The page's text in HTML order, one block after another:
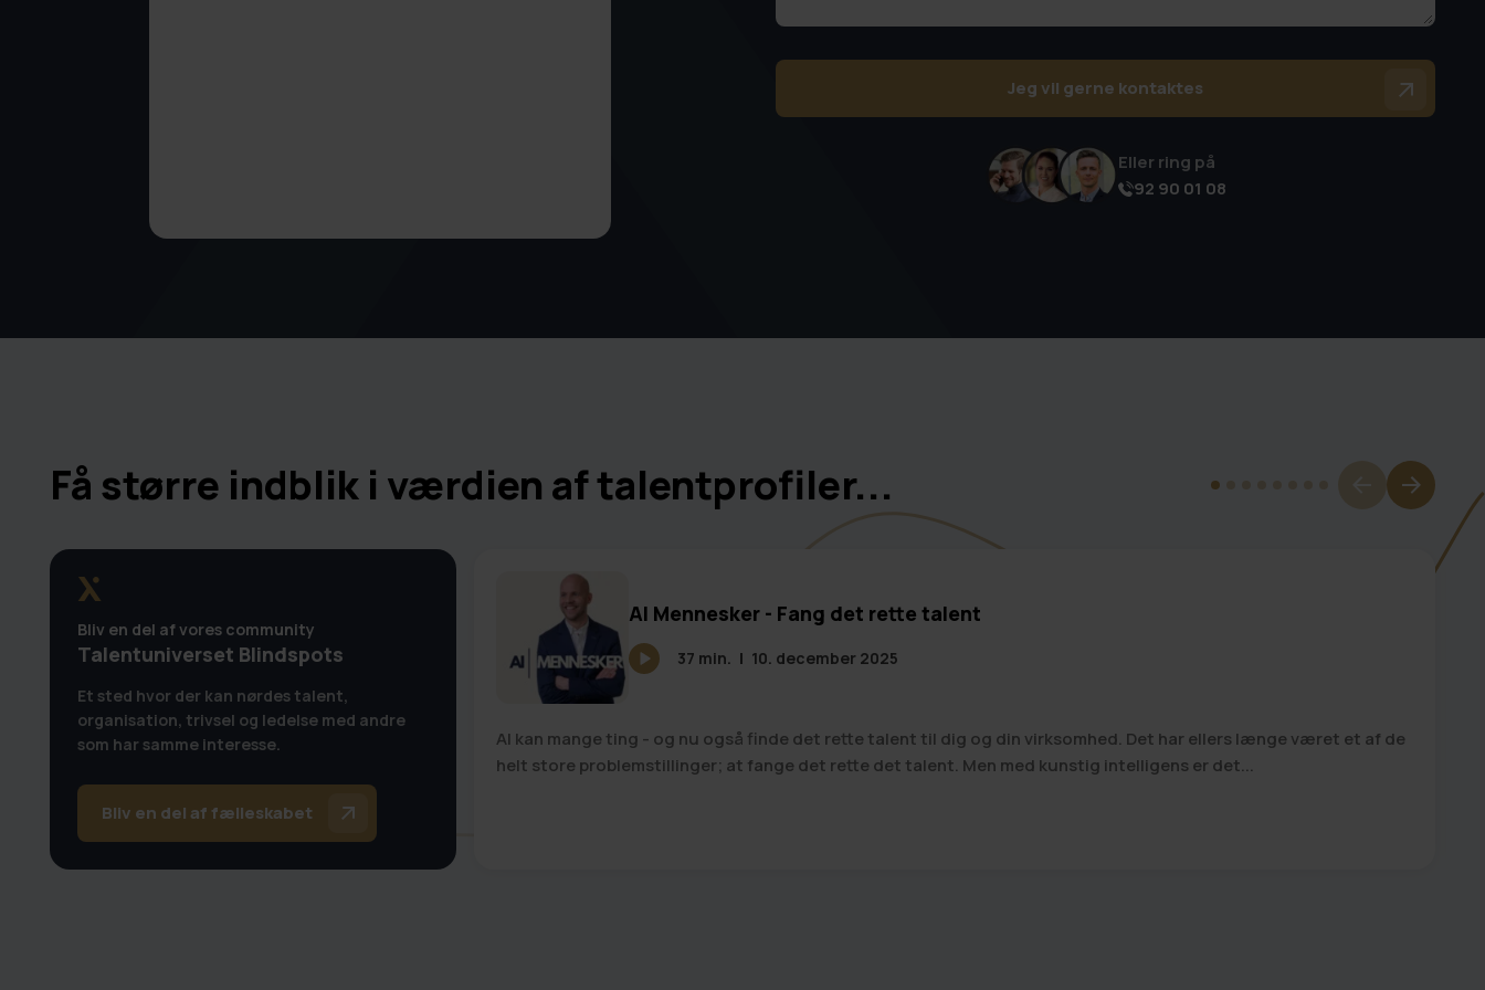
Jeg vil gerne kontaktes
Eller ring på
92 90 01 08
Få større indblik i værdien af talentprofiler...
Bliv en del af vores community
Talentuniverset Blindspots
Et sted hvor der kan nørdes talent,
organisation, trivsel og ledelse med andre
som har samme interesse.
Bliv en del af fælleskabet
AI Mennesker - Fang det rette talent
37 min. 10. december 2025
AI kan mange ting - og nu også finde det rette talent til dig og din virksomhed. Det har ellers længe været et af de
helt store problemstillinger; at fange det rette det talent. Men med kunstig intelligens er det...